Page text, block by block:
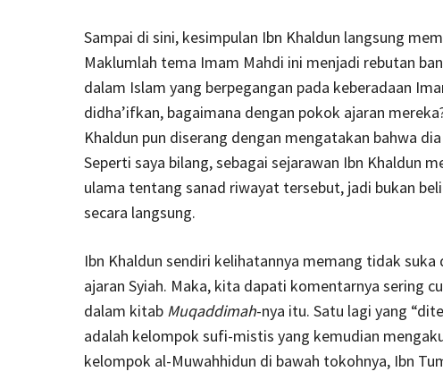
Sampai di sini, kesimpulan Ibn Khaldun langsung
Maklumlah tema Imam Mahdi ini menjadi rebutan
dalam Islam yang berpegangan pada keberadaan
didha’ifkan, bagaimana dengan pokok ajaran
Khaldun pun diserang dengan mengatakan bahwa
Seperti saya bilang, sebagai sejarawan Ibn Khaldun
ulama tentang sanad riwayat tersebut, jadi bukan
secara langsung.
Ibn Khaldun sendiri kelihatannya memang tidak suka
ajaran Syiah. Maka, kita dapati komentarnya sering
dalam kitab Muqaddimah-nya itu. Satu lagi yang
adalah kelompok sufi-mistis yang kemudian
kelompok al-Muwahhidun di bawah tokohnya, Ibn